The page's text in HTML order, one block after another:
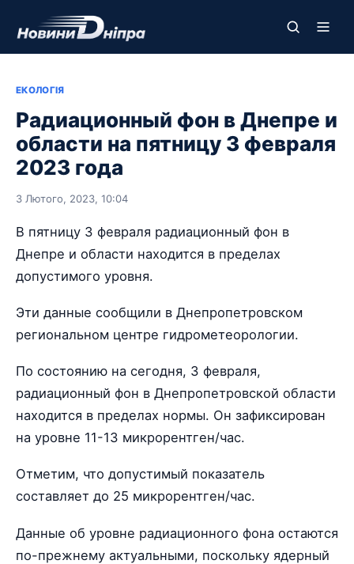
ЕКОЛОГІЯ
Радиационный фон в Днепре и
области на пятницу 3 февраля
2023 года
3 Лютого, 2023, 10:04
В пятницу 3 февраля радиационный фон в
Днепре и области находится в пределах
допустимого уровня.
Эти данные сообщили в Днепропетровском
региональном центре гидрометеорологии.
По состоянию на сегодня, 3 февраля,
радиационный фон в Днепропетровской области
находится в пределах нормы. Он зафиксирован
на уровне 11-13 микрорентген/час.
Отметим, что допустимый показатель
составляет до 25 микрорентген/час.
Данные об уровне радиационного фона остаются
по-прежнему актуальными, поскольку ядерный